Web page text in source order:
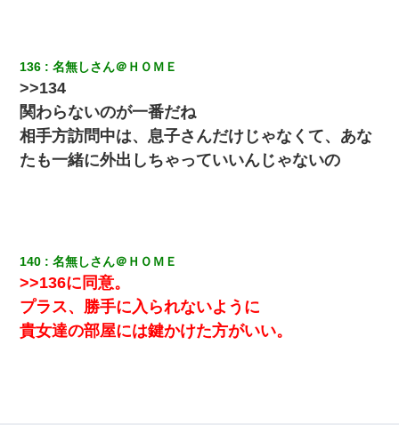
136 名無しさん＠ＨＯＭＥ
>>134
関わらないのが一番だね
相手方訪問中は、息子さんだけじゃなくて、あな
たも一緒に外出しちゃっていいんじゃないの
140 名無しさん＠ＨＯＭＥ
>>136に同意。
プラス、勝手に入られないように
貴女達の部屋には鍵かけた方がいい。